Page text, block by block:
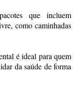
que incluem
como caminhadas
é ideal para quem
da saúde de forma